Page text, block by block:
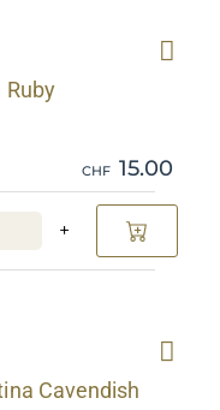
Ruby
CHF 15.00
+
Cavendish